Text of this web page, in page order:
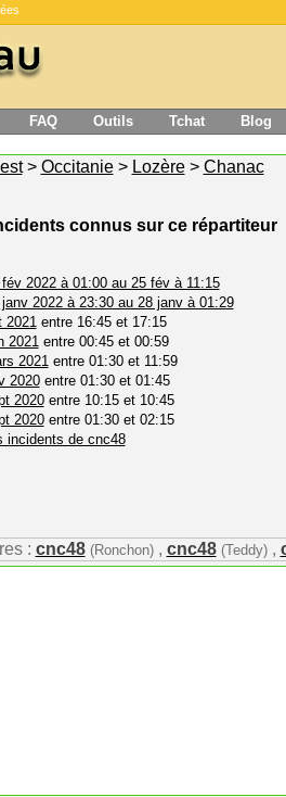
FAQ Outils Tchat Blog
> Occitanie> Lozère> Chanac
connus sur ce répartiteur
2022 à 01:00 au 25 fév à 11:15
2022 à 23:30 au 28 janv à 01:29
2021entre 16:45 et 17:15
2021entre 00:45 et 00:59
2021entre 01:30 et 11:59
2020entre 01:30 et 01:45
2020entre 10:15 et 10:45
2020entre 01:30 et 02:15
incidents de cnc48
: cnc48 (Ronchon), cnc48 (Teddy),